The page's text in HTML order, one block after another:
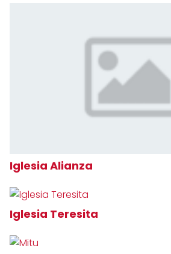
Iglesia Alianza
Iglesia Teresita